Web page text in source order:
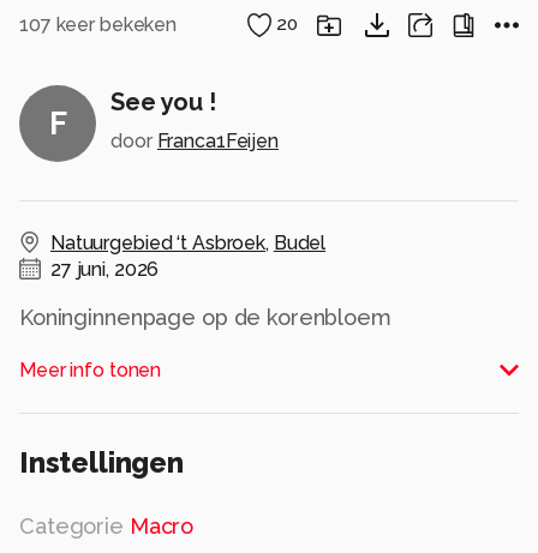
107 keer bekeken 20
F
See you !
door Franca1Feijen
Natuurgebied ‘t Asbroek, Budel
27 juni, 2026
Koninginnenpage op de korenbloem
Alle rechten voorbehouden
Meer info tonen
Instellingen
Categorie Macro